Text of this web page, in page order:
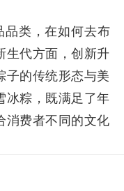
品类，在如何去布
生代方面，创新升
子的传统形态与美
冰粽，既满足了年
消费者不同的文化